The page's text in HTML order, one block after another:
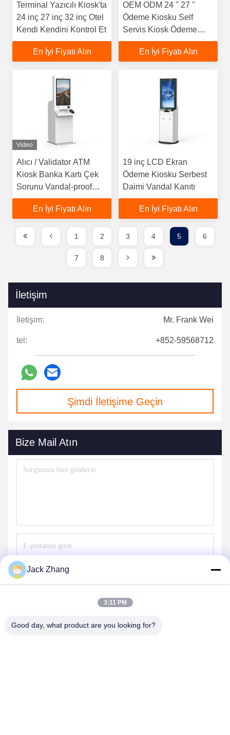
Terminal Yazıcılı Kiosk'ta
24 inç 27 inç 32 inç Otel
Kendi Kendini Kontrol Et
En İyi Fiyatı Alın
OEM ODM 24 '' 27 ''
Ödeme Kiosku Self
Servis Kiosk Ödeme
Makinesi
En İyi Fiyatı Alın
Video
Alıcı / Validator ATM
Kiosk Banka Kartı Çek
Sorunu Vandal-proof
kontrol edin
En İyi Fiyatı Alın
19 inç LCD Ekran
Ödeme Kiosku Serbest
Daimi Vandal Kanıtı
En İyi Fiyatı Alın
1 2 3 4 5 6
7 8
İletişim
İletişim: Mr. Frank Wei
tel: +852-59568712
Şimdi İletişime Geçin
Bize Mail Atın
Jack Zhang
3:11 PM
Good day, what product are you looking for?